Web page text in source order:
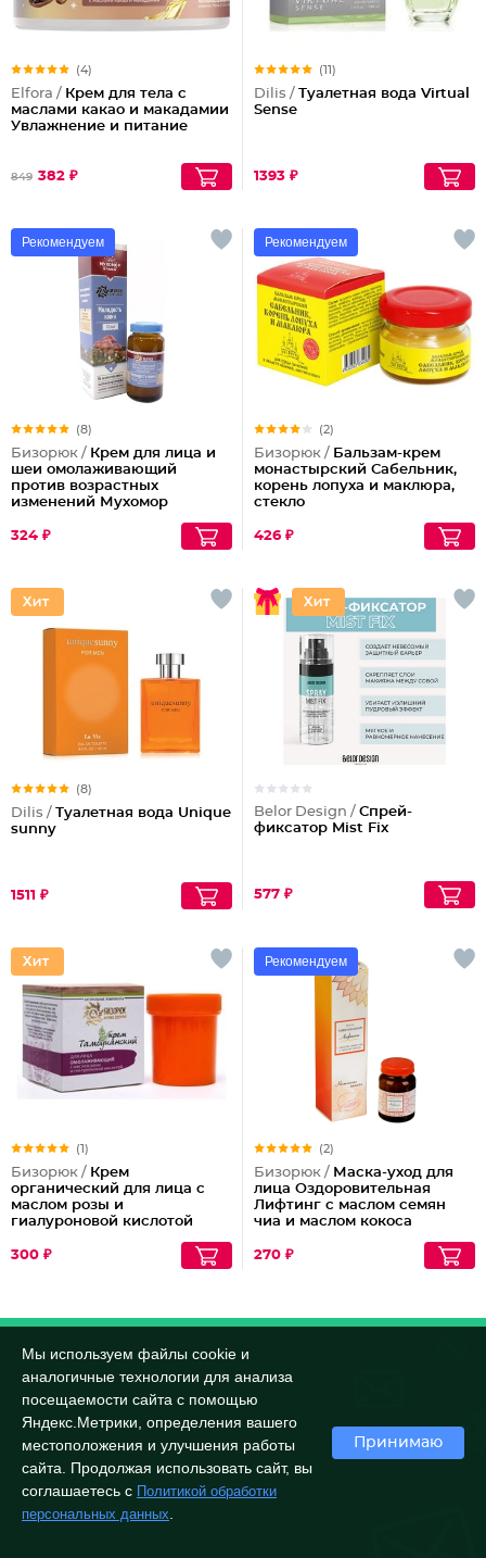
(4)
Elfora / Крем для тела с
маслами какао и макадамии
Увлажнение и питание
849 382 ₽
(11)
Dilis / Туалетная вода Virtual
Sense
1393 ₽
Рекомендуем
(8)
Бизорюк / Крем для лица и
шеи омолаживающий
против возрастных
изменений Мухомор
324 ₽
Рекомендуем
(2)
Бизорюк / Бальзам-крем
монастырский Сабельник,
корень лопуха и маклюра,
стекло
426 ₽
(8)
Dilis / Туалетная вода Unique
sunny
1511 ₽
Belor Design / Спрей-
фиксатор Mist Fix
577 ₽
(1)
Бизорюк / Крем
органический для лица с
маслом розы и
гиалуроновой кислотой
300 ₽
Рекомендуем
(2)
Бизорюк / Маска-уход для
лица Оздоровительная
Лифтинг с маслом семян
чиа и маслом кокоса
270 ₽
Мы используем файлы cookie и
аналогичные технологии для анализа
посещаемости сайта с помощью
Яндекс.Метрики, определения вашего
местоположения и улучшения работы
сайта. Продолжая использовать сайт, вы
соглашаетесь с Политикой обработки
персональных данных
Принимаю